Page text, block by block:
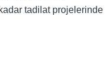
tadilat projelerinde